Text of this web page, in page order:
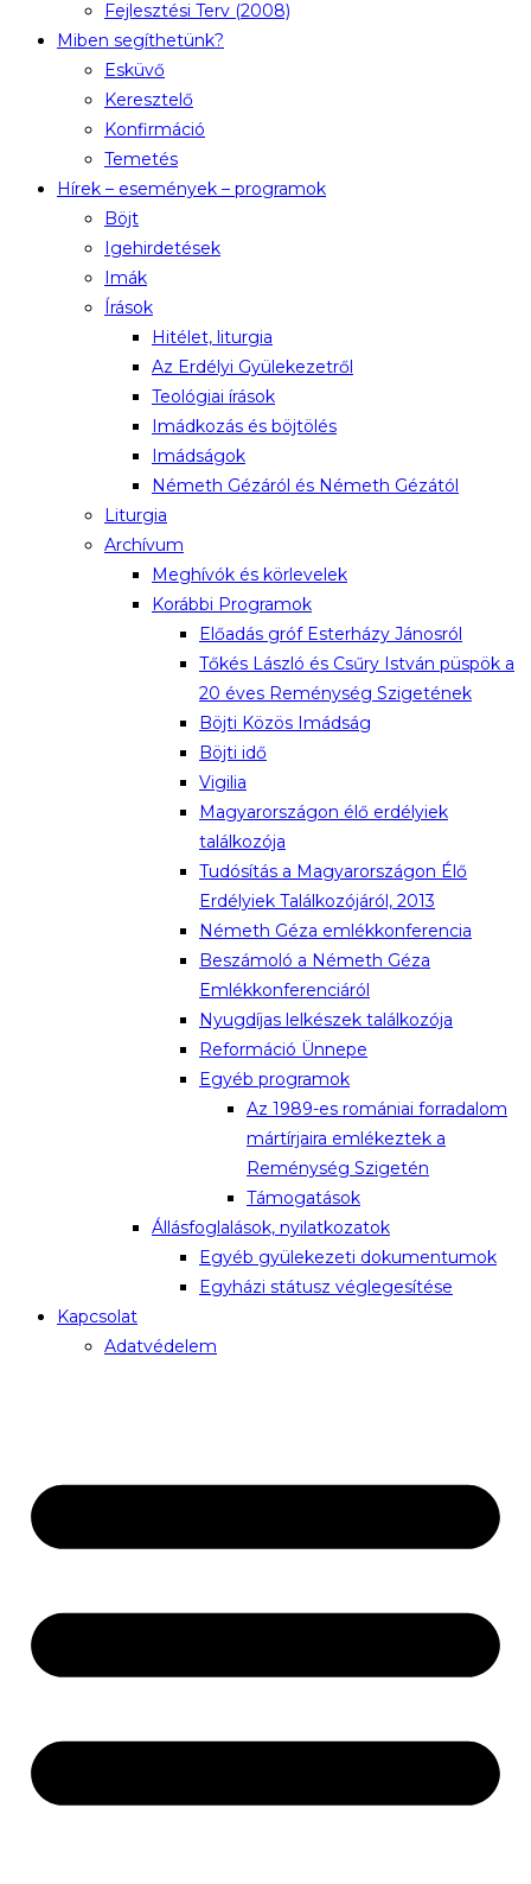
Fejlesztési Terv (2008)
Miben segíthetünk?
Esküvő
Keresztelő
Konfirmáció
Temetés
Hírek – események – programok
Böjt
Igehirdetések
Imák
Írások
Hitélet, liturgia
Az Erdélyi Gyülekezetről
Teológiai írások
Imádkozás és böjtölés
Imádságok
Németh Gézáról és Németh Gézától
Liturgia
Archívum
Meghívók és körlevelek
Korábbi Programok
Előadás gróf Esterházy Jánosról
Tőkés László és Csűry István püspök a
20 éves Reménység Szigetének
Böjti Közös Imádság
Böjti idő
Vigilia
Magyarországon élő erdélyiek
találkozója
Tudósítás a Magyarországon Élő
Erdélyiek Találkozójáról, 2013
Németh Géza emlékkonferencia
Beszámoló a Németh Géza
Emlékkonferenciáról
Nyugdíjas lelkészek találkozója
Reformáció Ünnepe
Egyéb programok
Az 1989-es romániai forradalom
mártírjaira emlékeztek a
Reménység Szigetén
Támogatások
Állásfoglalások, nyilatkozatok
Egyéb gyülekezeti dokumentumok
Egyházi státusz véglegesítése
Kapcsolat
Adatvédelem